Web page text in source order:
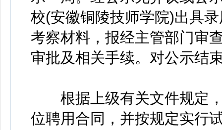
校(安徽铜陵技师学院)出具
考察材料，报经主管部门审
审批及相关手续。对公示结
根据上级有关文件规定，
位聘用合同，并按规定实行